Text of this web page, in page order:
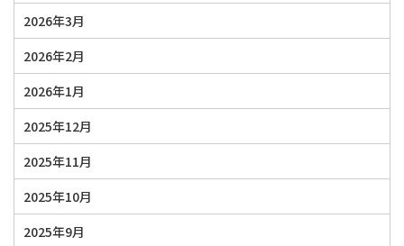
2026年3月
2026年2月
2026年1月
2025年12月
2025年11月
2025年10月
2025年9月